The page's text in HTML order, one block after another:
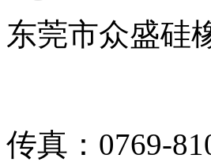
东莞市众盛硅
传真：0769-